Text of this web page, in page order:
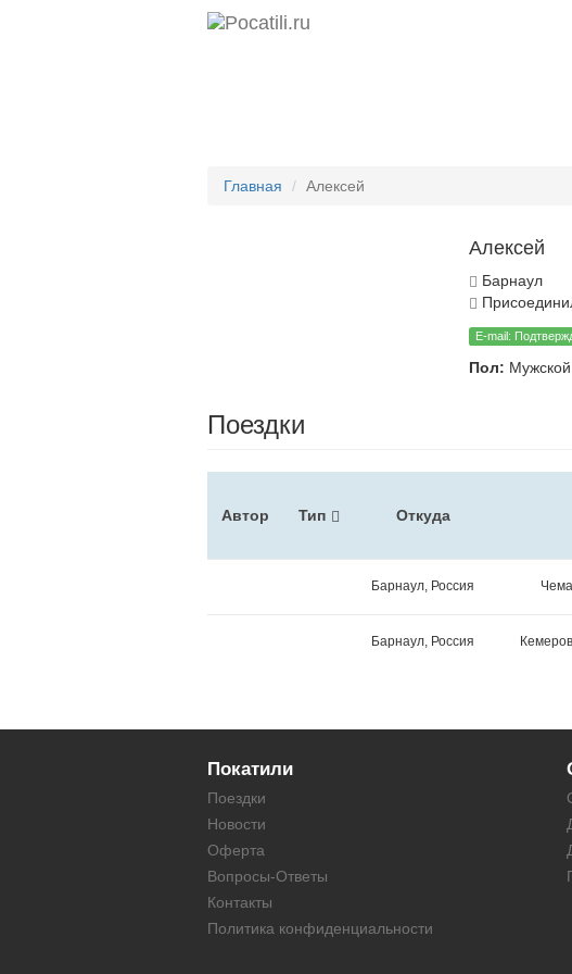
Главная Алексей
Алексей
Барнаул
E-mail:
Пол: Мужской
Поездки
Автор Тип Откуда
Барнаул, Россия
Барнаул, Россия
Покатили
Поездки
Новости
Оферта
Вопросы-Ответы
Контакты
Политика конфиденциальности